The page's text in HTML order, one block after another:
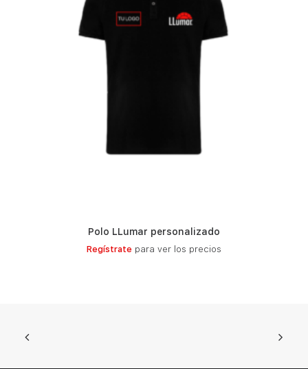
Polo LLumar personalizado
Regístrate para ver los precios